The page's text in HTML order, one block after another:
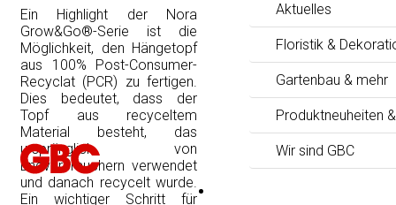
Aktuelles
Floristik &
Gartenbau & mehr
Produktneuheiten
Wir sind GBC
Ein Highlight der Nora
Grow&Go®-Serie ist die
Möglichkeit, den Hängetopf
aus 100% Post-Consumer-
Recyclat (PCR) zu fertigen.
Dies bedeutet, dass der
Topf aus recyceltem
Material besteht, das
ursprünglich von
Endverbrauchern verwendet
und danach recycelt wurde.
Ein wichtiger Schritt für